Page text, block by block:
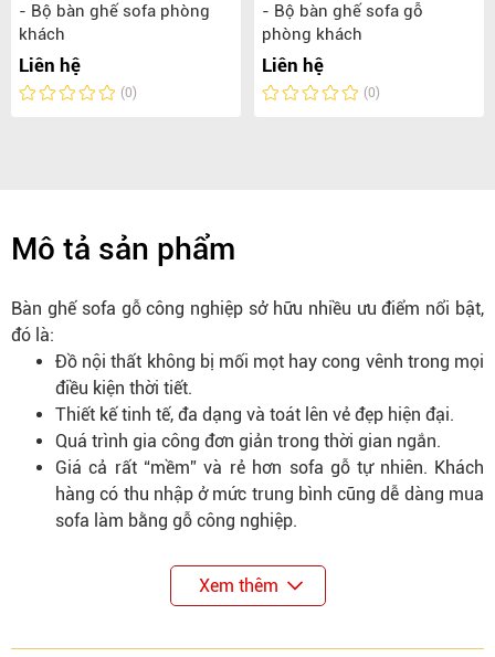
- Bộ bàn ghế sofa phòng
khách
Liên hệ
(0)
- Bộ bàn ghế sofa gỗ
phòng khách
Liên hệ
(0)
Mô tả sản phẩm
Bàn ghế sofa gỗ công nghiệp sở hữu nhiều ưu điểm nổi bật,
đó là:
Đồ nội thất không bị mối mọt hay cong vênh trong mọi
điều kiện thời tiết.
Thiết kế tinh tế, đa dạng và toát lên vẻ đẹp hiện đại.
Quá trình gia công đơn giản trong thời gian ngắn.
Giá cả rất “mềm” và rẻ hơn sofa gỗ tự nhiên. Khách
hàng có thu nhập ở mức trung bình cũng dễ dàng mua
sofa làm bằng gỗ công nghiệp.
Xem thêm